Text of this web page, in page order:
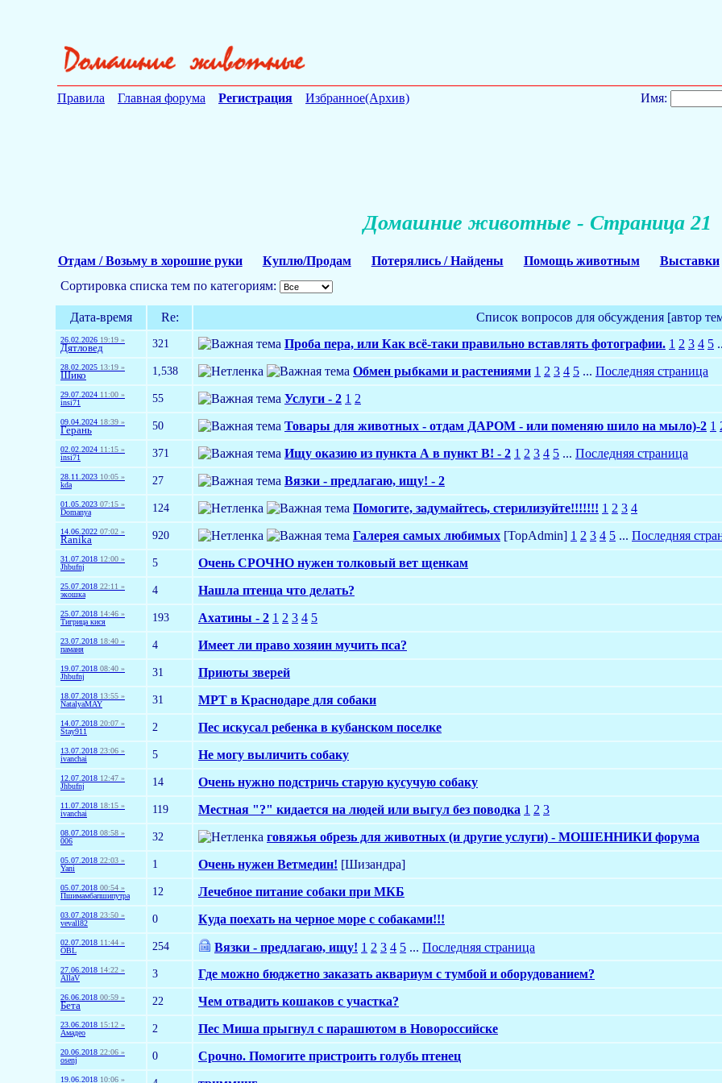
Правила Главная форума Регистрация Избранное(Архив) Имя:
Домашние животные - Страница 21
Отдам / Возьму в хорошие руки Куплю/Продам Потерялись / Найдены Помощь животным
Выставки
Сортировка списка тем по категориям:
Дата-время Re: Список вопросов для обсуждения [автор
26.02.2026 19:19 »
Дятловед 321 Проба пера, или Как всё-таки правильно вставлять фотографии. 1 2 3 4 5
28.02.2025 13:19 »
Шико 1,538 Обмен рыбками и растениями 1 2 3 4 5 ... Последняя страница
29.07.2024 11:00 »
insi71
55 Услуги - 2 1 2
09.04.2024 18:39 »
Герань 50 Товары для животных - отдам ДАРОМ - или поменяю шило на мыло)-2 1
02.02.2024 11:15 »
insi71
371 Ищу оказию из пункта А в пункт В! - 2 1 2 3 4 5 ... Последняя страница
28.11.2023 10:05 »
kda
27 Вязки - предлагаю, ищу! - 2
01.05.2023 07:15 »
Domanya
124 Помогите, задумайтесь, стерилизуйте!!!!!!! 1 2 3 4
14.06.2022 07:02 »
Ranika 920 Галерея самых любимых [TopAdmin] 1 2 3 4 5 ... Последняя
31.07.2018 12:00 »
Jhbufnj
5 Очень СРОЧНО нужен толковый вет щенкам
25.07.2018 22:11 »
экошка
4 Нашла птенца что делать?
25.07.2018 14:46 »
Тигрица кися
193 Ахатины - 2 1 2 3 4 5
23.07.2018 18:40 »
паманя
4 Имеет ли право хозяин мучить пса?
19.07.2018 08:40 »
Jhbufnj
31 Приюты зверей
18.07.2018 13:55 »
NatalyaMAY
31 МРТ в Краснодаре для собаки
14.07.2018 20:07 »
Stay911
2 Пес искусал ребенка в кубанском поселке
13.07.2018 23:06 »
ivanchai
5 Не могу выличить собаку
12.07.2018 12:47 »
Jhbufnj
14 Очень нужно подстричь старую кусучую собаку
11.07.2018 18:15 »
ivanchai
119 Местная "?" кидается на людей или выгул без поводка 1 2 3
08.07.2018 08:58 »
006
32 говяжья обрезь для животных (и другие услуги) - МОШЕННИКИ форума
05.07.2018 22:03 »
Yani
1 Очень нужен Ветмедин! [Шизандра]
05.07.2018 00:54 »
Пшимамбапшипутра
12 Лечебное питание собаки при МКБ
03.07.2018 23:50 »
vevall82
0 Куда поехать на черное море с собаками!!!
02.07.2018 11:44 »
OBL
254 Вязки - предлагаю, ищу! 1 2 3 4 5 ... Последняя страница
27.06.2018 14:22 »
AllaV
3 Где можно бюджетно заказать аквариум с тумбой и оборудованием?
26.06.2018 00:59 »
Бета 22 Чем отвадить кошаков с участка?
23.06.2018 15:12 »
Амадео
2 Пес Миша прыгнул с парашютом в Новороссийске
20.06.2018 22:06 »
osenj
0 Срочно. Помогите пристроить голубь птенец
19.06.2018 10:06 »